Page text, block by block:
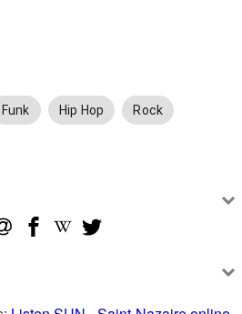
Funk Hip Hop Rock